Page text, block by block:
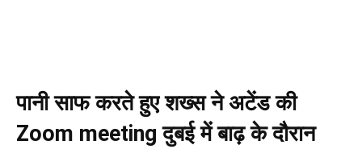
पानी साफ करते हुए शख्स ने अटेंड की
Zoom meeting दुबई में बाढ़ के दौरान